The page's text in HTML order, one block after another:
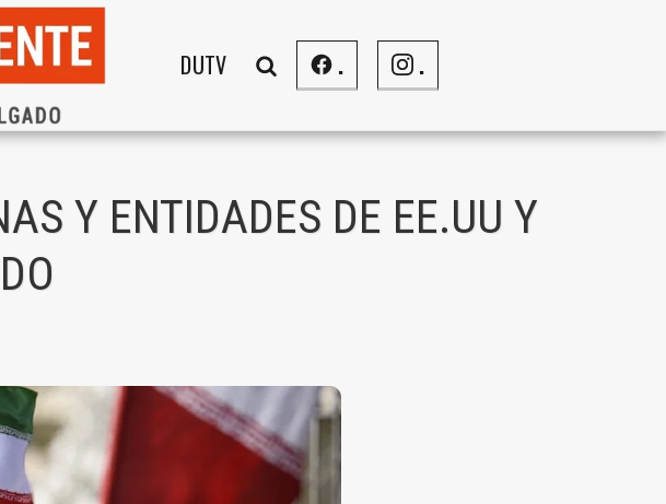
DUTV . .
Y ENTIDADES DE EE.UU Y